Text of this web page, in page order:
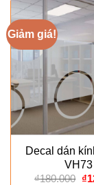
Giảm giá!
Decal dán
VH73
₫180.000 ₫